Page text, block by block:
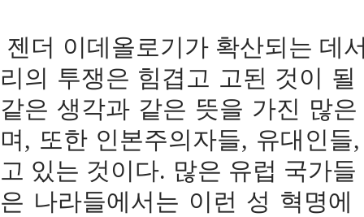
젠더 이데올로기가 확산되는 데
리의 투쟁은 힘겹고 고된 것이
같은 생각과 같은 뜻을 가진 많
며, 또한 인본주의자들, 유대인
고 있는 것이다. 많은 유럽 국가
은 나라들에서는 이런 성 혁명